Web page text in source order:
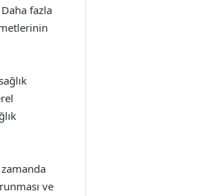
fazla
ve